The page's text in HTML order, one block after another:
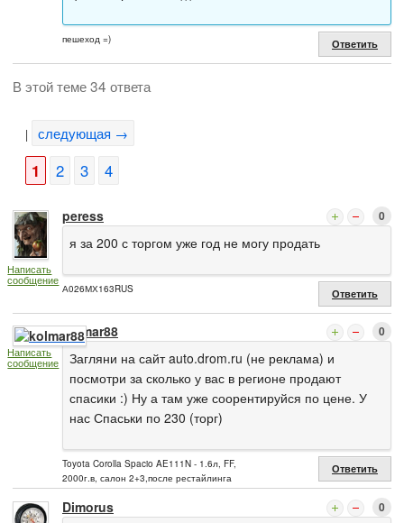
пешеход =) Ответить
В этой теме 34 ответа
| следующая →
1 2 3 4
Написать
сообщение
peress 0
я за 200 с торгом уже год не могу продать
А026МХ163RUS Ответить
Написать
сообщение
kolmar88 0
Загляни на сайт auto.drom.ru (не реклама) и
посмотри за сколько у вас в регионе продают
спасики :) Ну а там уже соорентируйся по цене. У
нас Спаськи по 230 (торг)
Toyota Corolla Spacio AE111N - 1.6л, FF,
2000г.в, салон 2+3,после рестайлинга
Ответить
Dimorus 0